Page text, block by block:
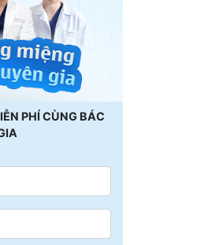
PHÍ CÙNG BÁC